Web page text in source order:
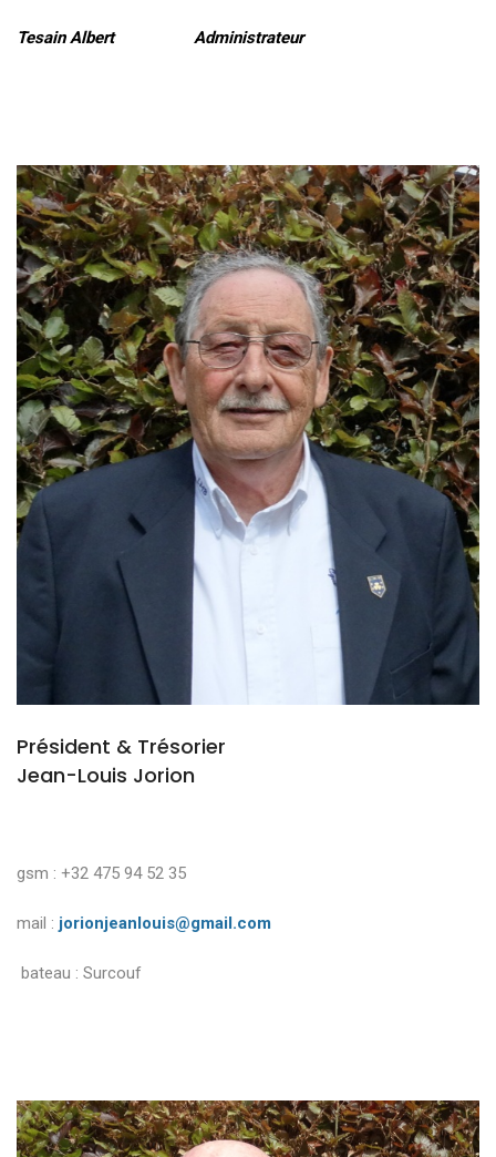
Tesain Albert Administrateur
Président & Trésorier
Jean-Louis Jorion
gsm : +32 475 94 52 35
mail : jorionjeanlouis@gmail.com
bateau : Surcouf